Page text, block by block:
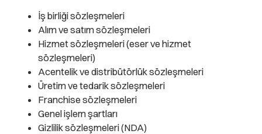
İş birliği sözleşmeleri
Alım ve satım sözleşmeleri
Hizmet sözleşmeleri (eser ve hizmet
sözleşmeleri)
Acentelik ve distribütörlük sözleşmeleri
Üretim ve tedarik sözleşmeleri
Franchise sözleşmeleri
Genel işlem şartları
Gizlilik sözleşmeleri (NDA)